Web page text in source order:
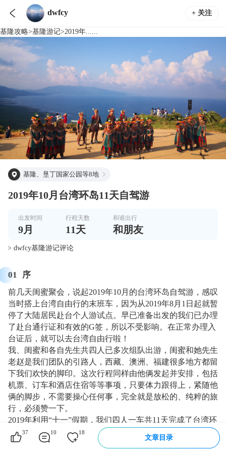
 dwfcy + 关注
基隆攻略>基隆游记>2019年......
基隆、垦丁国家公园等8地
2019年10月台湾环岛11天自驾游
出发时间
9月
行程天数
11天
和谁出行
和朋友
> dwfcy基隆游记评论
01 序
前几天闺蜜聚会，说起2019年10月的台湾环岛自驾游，感叹
当时搭上台湾自由行的末班车，因为从2019年8月1日起就暂
停了大陆居民赴台个人游试点。早已准备出发的我们已办理
了赴台通行证和有效的G签，所以不受影响。在正常办理入
台证后，就可以去台湾自由行啦！
我、闺蜜和各自先生共四人已多次组队出游，闺蜜和她先生
老赵是我们团队的引路人，西藏、澳洲、福建很多地方都留
下我们欢快的脚印。这次行程同样由他俩发起并安排，包括
机票、订车和酒店住宿等等事项，只要体力跟得上，紧随他
俩的脚步，不需要操心任何事，完全就是放松的、纯粹的旅
行，必须赞一下。
2019年利用“十一”假期，我们四人一车共11天完成了台湾环
岛行，对迷人的海岛风情留下了深刻印象，也对久负盛名的
台湾小吃有了正确的定位。
37 10 18
文章目录